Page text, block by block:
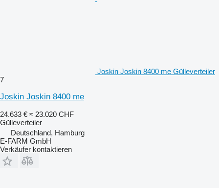
Joskin Joskin 8400 me Gülleverteiler
7
Joskin Joskin 8400 me
24.633 € ≈ 23.020 CHF
Gülleverteiler
Deutschland, Hamburg
E-FARM GmbH
Verkäufer kontaktieren